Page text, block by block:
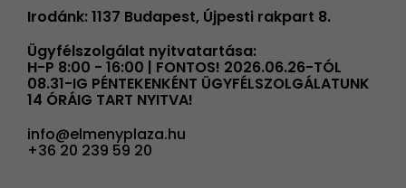
Irodánk: 1137 Budapest, Újpesti rakpart 8.
Ügyfélszolgálat nyitvatartása:
H-P 8:00 - 16:00 | FONTOS! 2026.06.26-TÓL
08.31-IG PÉNTEKENKÉNT ÜGYFÉLSZOLGÁLATUNK
14 ÓRÁIG TART NYITVA!
info@elmenyplaza.hu
+36 20 239 59 20